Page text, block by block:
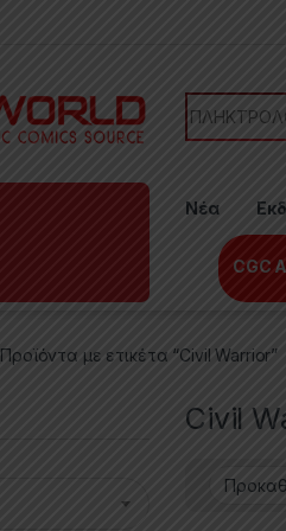
Νέα
CGC
Προϊόντα με ετικέτα “Civil Warrior”
Civil